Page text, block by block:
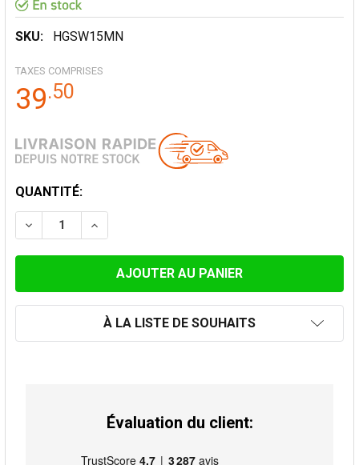
SKU: HGSW15MN
TAXES COMPRISES
39.50
STOCK
ACTUEL:
QUANTITÉ:
DIMINUER LA QUANTITÉ DE PLAQUE DE FINITION
AUGMENTER LA QUANTITÉ DE PLAQUE DE
À LA LISTE DE SOUHAITS
Évaluation du client: